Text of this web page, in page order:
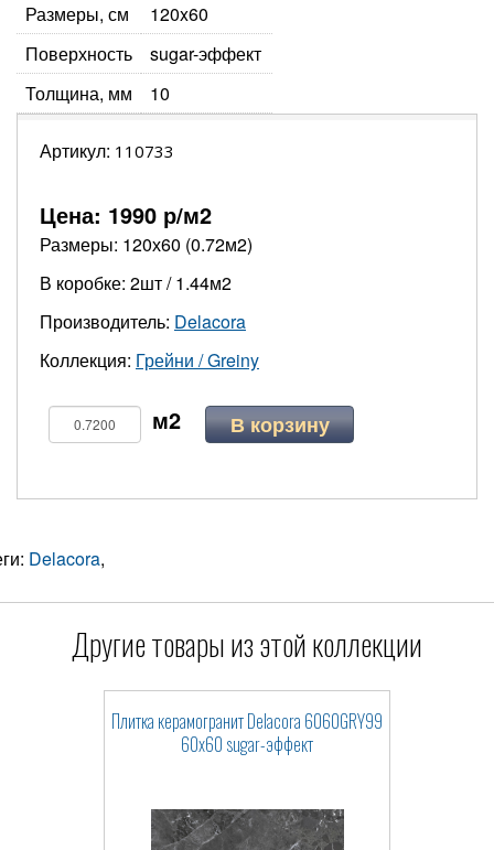
Размеры, см
120x60
Поверхность
sugar-эффект
Толщина, мм
10
Артикул: 110733
Цена: 1990 р/м2
Размеры: 120х60 (0.72м2)
В коробке: 2шт / 1.44м2
Производитель: Delacora
Коллекция: Грейни / Greiny
В корзину
Delacora,
Другие товары из этой коллекции
Плитка керамогранит Delacora 6060GRY99
60x60 sugar-эффект